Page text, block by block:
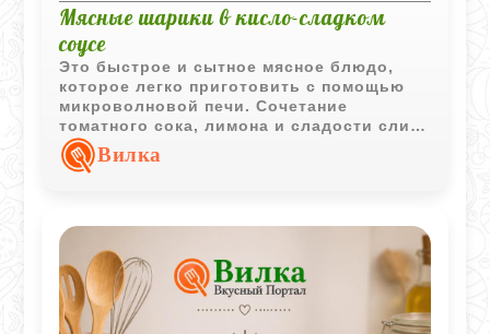
Мясные шарики в кисло-сладком
соусе
Это быстрое и сытное мясное блюдо,
которое легко приготовить с помощью
микроволновой печи. Сочетание
томатного сока, лимона и сладости слив
или сахара создает классический
глубокий вкус соуса, идеально
Вилка